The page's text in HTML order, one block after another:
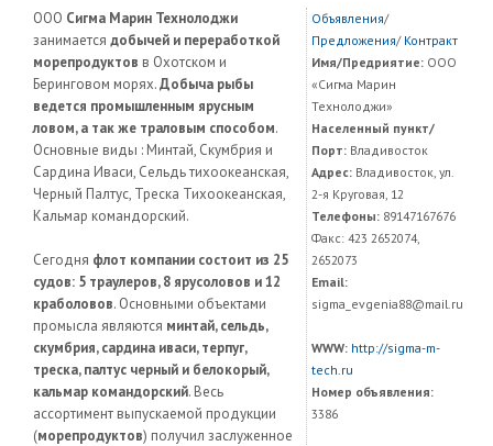
ООО Сигма Марин Технолоджи
занимается добычей и переработкой
морепродуктов в Охотском и
Беринговом морях.Добыча рыбы
ведется промышленным ярусным
ловом, а так же траловым способом.
Основные виды : Минтай, Скумбрия и
Сардина Иваси, Cельдь тихоокеанская,
Черный Палтус, Треска Тихоокеанская,
Кальмар командорский.
Сегодня флот компании состоит из 25
судов: 5 траулеров, 8 ярусоловов и 12
краболовов. Основными объектами
промысла являются минтай, сельдь,
скумбрия, сардина иваси, терпуг,
треска, палтус черный и белокорый,
кальмар командорский. Весь
ассортимент выпускаемой продукции
(морепродуктов) получил заслуженное
Объявления/
Предложения/ Контракт
Имя/Предриятие:ООО
«Сигма Марин
Технолоджи»
Населенный пункт/
Порт:Владивосток
Адрес:Владивосток, ул.
2-я Круговая, 12
Телефоны:89147167676
Факс: 423 2652074,
2652073
Email:
sigma_evgenia88@mail.ru
WWW: http://sigma-m-
tech.ru
Номер объявления:
3386